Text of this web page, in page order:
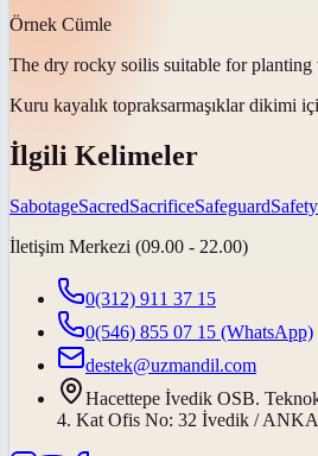
Örnek Cümle
The dry rocky soilis suitable for planting
Kuru kayalık topraksarmaşıklar dikimi
İlgili Kelimeler
SabotageSacredSacrificeSafeguardSafety
İletişim Merkezi (09.00 - 22.00)
0(312) 911 37 15
0(546) 855 07 15 (WhatsApp)
destek@uzmandil.com
Hacettepe İvedik OSB.
4. Kat Ofis No: 32 İvedik /